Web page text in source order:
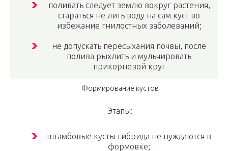
поливать следует землю вокруг растения,
стараться не лить воду на сам куст во
избежание гнилостных заболеваний;
не допускать пересыхания почвы, после
полива рыхлить и мульчировать
прикорневой круг
Формирование кустов
Этапы:
штамбовые кусты гибрида не нуждаются в
формовке;